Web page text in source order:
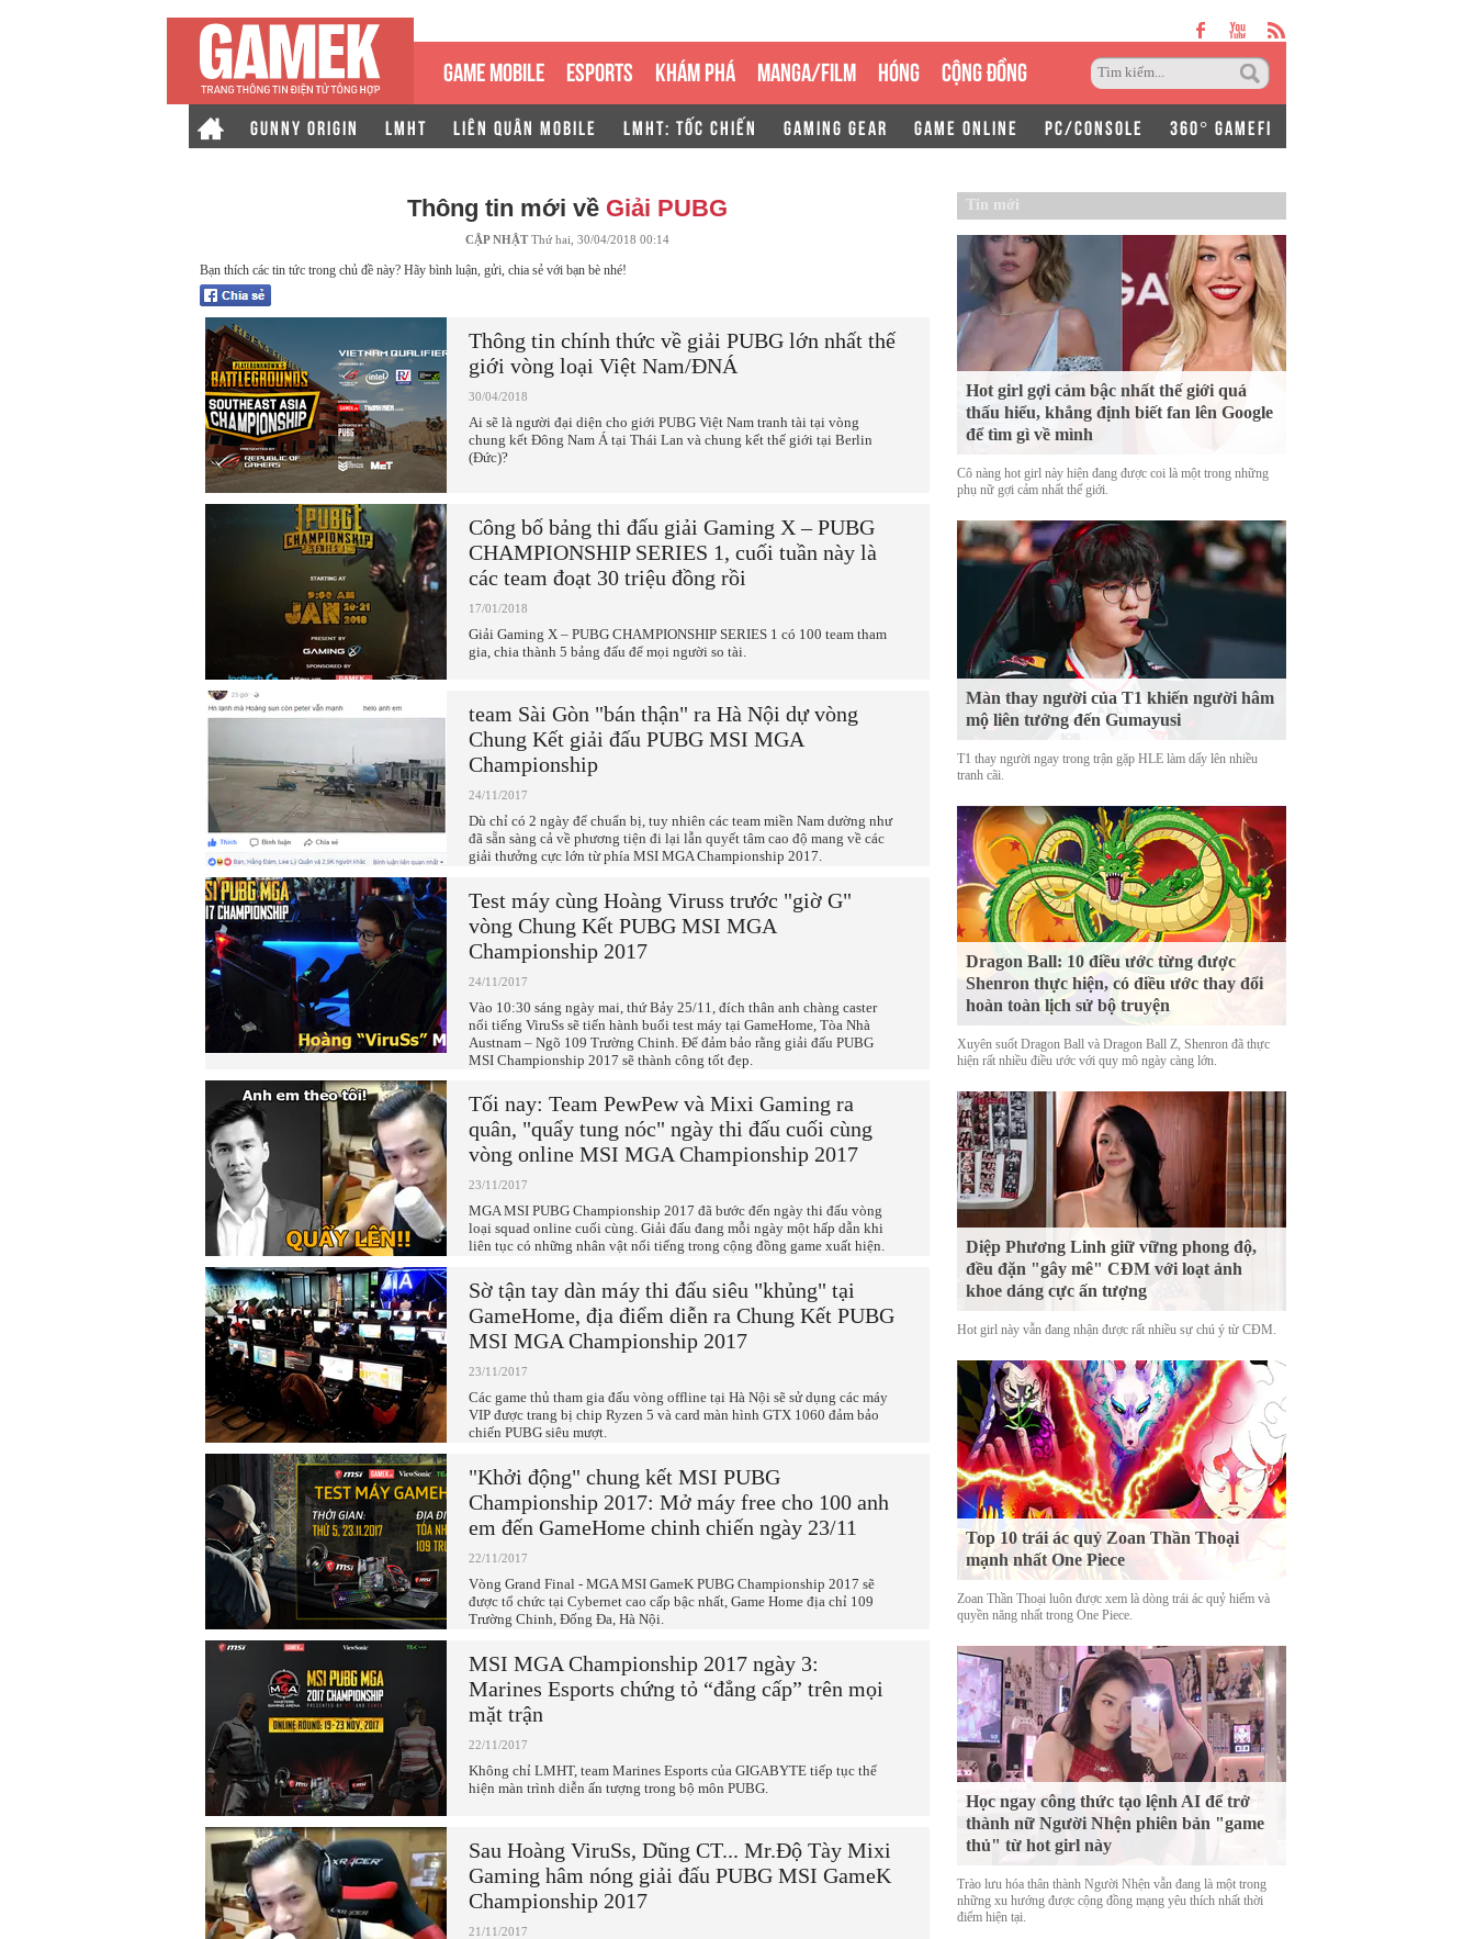
GAME MOBILE ESPORTS KHÁM PHÁ MANGA/FILM HÓNG CỘNG ĐỒNG
GUNNY ORIGIN LMHT LIÊN QUÂN MOBILE LMHT: TỐC CHIẾN GAMING GEAR GAME ONLINE PC/CONSOLE 360° GAMEFI
Thông tin mới về Giải PUBG
CẬP NHẬTThứ hai, 30/04/2018 00:14
Bạn thích các tin tức trong chủ đề này? Hãy bình luận, gửi, chia sẻ với bạn bè nhé!
Thông tin chính thức về giải PUBG lớn nhất thế
giới vòng loại Việt Nam/ĐNÁ
30/04/2018
Ai sẽ là người đại diện cho giới PUBG Việt Nam tranh tài tại vòng
chung kết Đông Nam Á tại Thái Lan và chung kết thế giới tại Berlin
(Đức)?
Công bố bảng thi đấu giải Gaming X – PUBG
CHAMPIONSHIP SERIES 1, cuối tuần này là
các team đoạt 30 triệu đồng rồi
17/01/2018
Giải Gaming X – PUBG CHAMPIONSHIP SERIES 1 có 100 team tham
gia, chia thành 5 bảng đấu để mọi người so tài.
team Sài Gòn "bán thận" ra Hà Nội dự vòng
Chung Kết giải đấu PUBG MSI MGA
Championship
24/11/2017
Dù chỉ có 2 ngày để chuẩn bị, tuy nhiên các team miền Nam dường như
đã sẵn sàng cả về phương tiện đi lại lẫn quyết tâm cao độ mang về các
giải thưởng cực lớn từ phía MSI MGA Championship 2017.
Test máy cùng Hoàng Viruss trước "giờ G"
vòng Chung Kết PUBG MSI MGA
Championship 2017
24/11/2017
Vào 10:30 sáng ngày mai, thứ Bảy 25/11, đích thân anh chàng caster
nổi tiếng ViruSs sẽ tiến hành buổi test máy tại GameHome, Tòa Nhà
Austnam – Ngõ 109 Trường Chinh. Để đảm bảo rằng giải đấu PUBG
MSI Championship 2017 sẽ thành công tốt đẹp.
Tối nay: Team PewPew và Mixi Gaming ra
quân, "quẩy tung nóc" ngày thi đấu cuối cùng
vòng online MSI MGA Championship 2017
23/11/2017
MGA MSI PUBG Championship 2017 đã bước đến ngày thi đấu vòng
loại squad online cuối cùng. Giải đấu đang mỗi ngày một hấp dẫn khi
liên tục có những nhân vật nổi tiếng trong cộng đồng game xuất hiện.
Sờ tận tay dàn máy thi đấu siêu "khủng" tại
GameHome, địa điểm diễn ra Chung Kết PUBG
MSI MGA Championship 2017
23/11/2017
Các game thủ tham gia đấu vòng offline tại Hà Nội sẽ sử dụng các máy
VIP được trang bị chip Ryzen 5 và card màn hình GTX 1060 đảm bảo
chiến PUBG siêu mượt.
"Khởi động" chung kết MSI PUBG
Championship 2017: Mở máy free cho 100 anh
em đến GameHome chinh chiến ngày 23/11
22/11/2017
Vòng Grand Final - MGA MSI GameK PUBG Championship 2017 sẽ
được tổ chức tại Cybernet cao cấp bậc nhất, Game Home địa chỉ 109
Trường Chinh, Đống Đa, Hà Nội.
MSI MGA Championship 2017 ngày 3:
Marines Esports chứng tỏ “đẳng cấp” trên mọi
mặt trận
22/11/2017
Không chỉ LMHT, team Marines Esports của GIGABYTE tiếp tục thể
hiện màn trình diễn ấn tượng trong bộ môn PUBG.
Sau Hoàng ViruSs, Dũng CT... Mr.Độ Tày Mixi
Gaming hâm nóng giải đấu PUBG MSI GameK
Championship 2017
21/11/2017
Tin mới
Hot girl gợi cảm bậc nhất thế giới quá
thấu hiểu, khẳng định biết fan lên Google
để tìm gì về mình
Cô nàng hot girl này hiện đang được coi là một trong những
phụ nữ gợi cảm nhất thế giới.
Màn thay người của T1 khiến người hâm
mộ liên tưởng đến Gumayusi
T1 thay người ngay trong trận gặp HLE làm dấy lên nhiều
tranh cãi.
Dragon Ball: 10 điều ước từng được
Shenron thực hiện, có điều ước thay đổi
hoàn toàn lịch sử bộ truyện
Xuyên suốt Dragon Ball và Dragon Ball Z, Shenron đã thực
hiện rất nhiều điều ước với quy mô ngày càng lớn.
Diệp Phương Linh giữ vững phong độ,
đều đặn "gây mê" CĐM với loạt ảnh
khoe dáng cực ấn tượng
Hot girl này vẫn đang nhận được rất nhiều sự chú ý từ CĐM.
Top 10 trái ác quỷ Zoan Thần Thoại
mạnh nhất One Piece
Zoan Thần Thoại luôn được xem là dòng trái ác quỷ hiếm và
quyền năng nhất trong One Piece.
Học ngay công thức tạo lệnh AI để trở
thành nữ Người Nhện phiên bản "game
thủ" từ hot girl này
Trào lưu hóa thân thành Người Nhện vẫn đang là một trong
những xu hướng được cộng đồng mạng yêu thích nhất thời
điểm hiện tại.